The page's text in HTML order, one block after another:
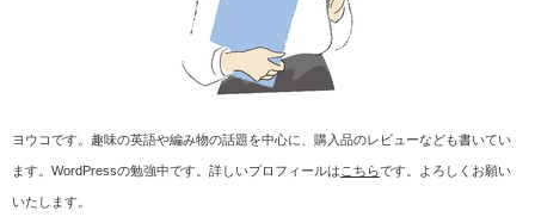
ヨウコです。趣味の英語や編み物の話題を中心に、購入品のレビューなども書いてい
ます。WordPressの勉強中です。詳しいプロフィールは こちらです。よろしくお願い
いたします。